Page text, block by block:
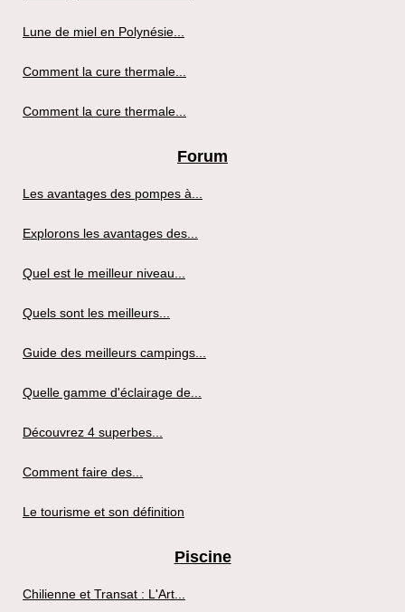
Lune de miel en Polynésie...
Comment la cure thermale...
Comment la cure thermale...
Forum
Les avantages des pompes à...
Explorons les avantages des...
Quel est le meilleur niveau...
Quels sont les meilleurs...
Guide des meilleurs campings...
Quelle gamme d'éclairage de...
Découvrez 4 superbes...
Comment faire des...
Le tourisme et son définition
Piscine
Chilienne et Transat : L'Art...